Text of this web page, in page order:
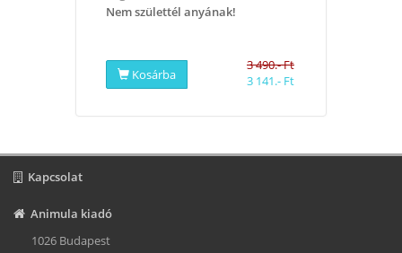
Nem születtél anyának!
Kosárba
3 490.- Ft
3 141.- Ft
Kapcsolat
Animula kiadó
1026 Budapest